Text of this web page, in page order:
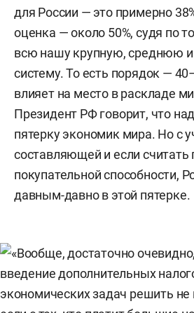
для России — это примерно
оценка — около 50%, судя по
всю нашу крупную, среднюю
систему. То есть порядок —
влияет на место в раскладе
Президент РФ говорит, что
пятерку экономик мира. Но с
составляющей и если считать
покупательной способности,
давным-давно в этой пятерке.